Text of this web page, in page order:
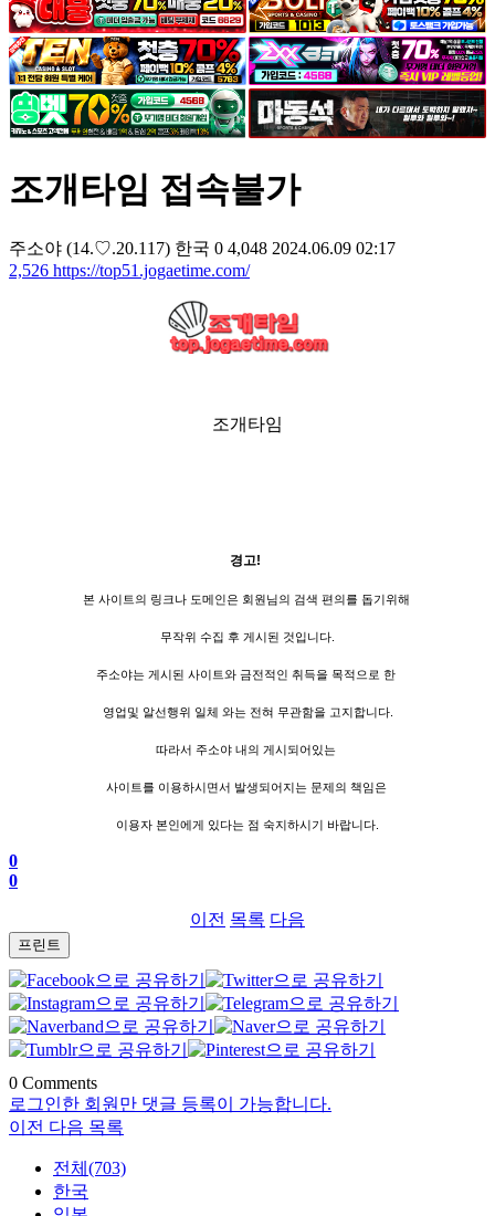
조개타임 접속불가
주소야 (14.♡.20.117) 한국 0 4,048 2024.06.09 02:17
2,526 https://top51.jogaetime.com/
조개타임
경고!
본 사이트의 링크나 도메인은 회원님의 검색 편의를 돕기위해
무작위 수집 후 게시된 것입니다.
주소야는 게시된 사이트와 금전적인 취득을 목적으로 한
영업및 알선행위 일체 와는 전혀 무관함을 고지합니다.
따라서 주소야 내의 게시되어있는
사이트를 이용하시면서 발생되어지는 문제의 책임은
이용자 본인에게 있다는 점 숙지하시기 바랍니다.
0
0
이전 목록 다음
프린트
0 Comments
로그인한 회원만 댓글 등록이 가능합니다.
이전 다음 목록
전체(703)
한국